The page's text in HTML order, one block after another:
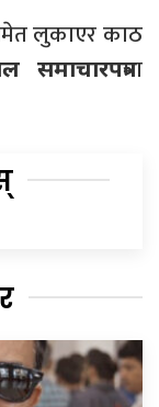
लुकाएर काठ
समाचारपत्रमा